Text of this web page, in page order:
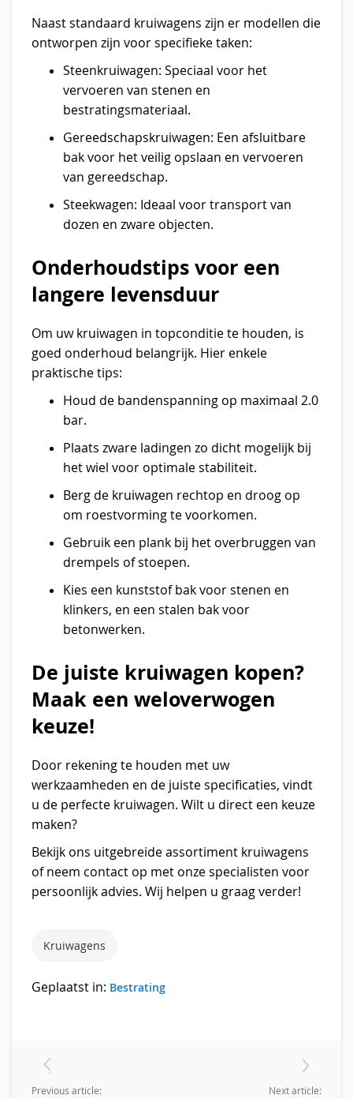
Naast standaard kruiwagens zijn er modellen die
ontworpen zijn voor specifieke taken:
Steenkruiwagen: Speciaal voor het
vervoeren van stenen en
bestratingsmateriaal.
Gereedschapskruiwagen: Een afsluitbare
bak voor het veilig opslaan en vervoeren
van gereedschap.
Steekwagen: Ideaal voor transport van
dozen en zware objecten.
Onderhoudstips voor een
langere levensduur
Om uw kruiwagen in topconditie te houden, is
goed onderhoud belangrijk. Hier enkele
praktische tips:
Houd de bandenspanning op maximaal 2.0
bar.
Plaats zware ladingen zo dicht mogelijk bij
het wiel voor optimale stabiliteit.
Berg de kruiwagen rechtop en droog op
om roestvorming te voorkomen.
Gebruik een plank bij het overbruggen van
drempels of stoepen.
Kies een kunststof bak voor stenen en
klinkers, en een stalen bak voor
betonwerken.
De juiste kruiwagen kopen?
Maak een weloverwogen
keuze!
Door rekening te houden met uw
werkzaamheden en de juiste specificaties, vindt
u de perfecte kruiwagen. Wilt u direct een keuze
maken?
Bekijk ons uitgebreide assortiment kruiwagens
of neem contact op met onze specialisten voor
persoonlijk advies. Wij helpen u graag verder!
Kruiwagens
Geplaatst in: Bestrating
Previous article: Next article: